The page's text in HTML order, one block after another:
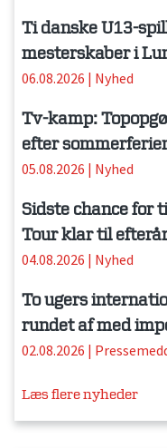
Ti danske U13-
mesterskaber i
06.08.2026 | Nyhed
Tv-kamp:
efter
05.08.2026 | Nyhed
Sidste chance for
Tour klar til
04.08.2026 | Nyhed
To ugers
rundet af med
02.08.2026 |
Læs flere nyheder